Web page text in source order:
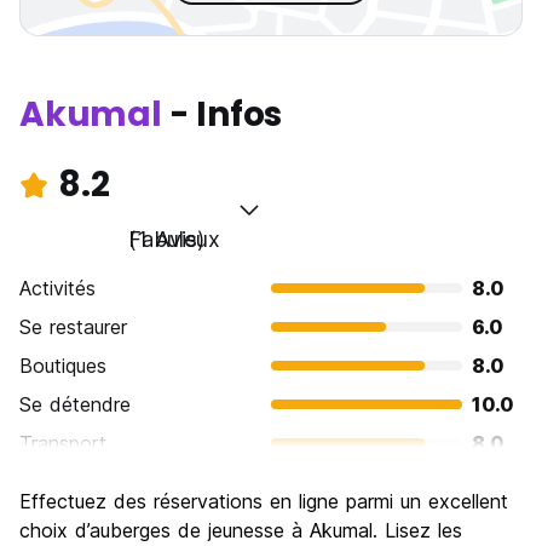
Akumal - Infos
8.2
Fabuleux
(1 Avis)
Activités
8.0
Se restaurer
6.0
Boutiques
8.0
Se détendre
10.0
Transport
8.0
Culture
Effectuez des réservations en ligne parmi un excellent
choix d’auberges de jeunesse à Akumal. Lisez les